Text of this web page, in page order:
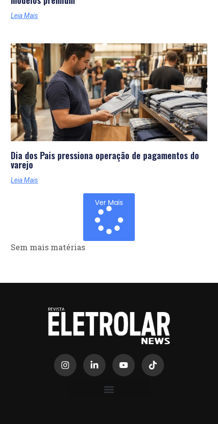
Leia Mais
Dia dos Pais pressiona operação de pagamentos do
varejo
Leia Mais
Ver Mais
Sem mais matérias